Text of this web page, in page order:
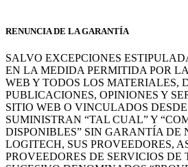
RENUNCIA DE LA GARANTÍA
SALVO EXCEPCIONES
EN LA MEDIDA PERMITIDA POR
WEB Y TODOS LOS MATERIALES,
PUBLICACIONES, OPINIONES Y
SITIO WEB O VINCULADOS
SUMINISTRAN “TAL CUAL” Y
DISPONIBLES” SIN GARANTÍA DE
LOGITECH, SUS PROVEEDORES,
PROVEEDORES DE SERVICIOS DE